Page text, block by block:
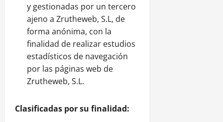
y gestionadas por un tercero
ajeno a Zrutheweb, S.L, de
forma anónima, con la
finalidad de realizar estudios
estadísticos de navegación
por las páginas web de
Zrutheweb, S.L.
Clasificadas por su finalidad: